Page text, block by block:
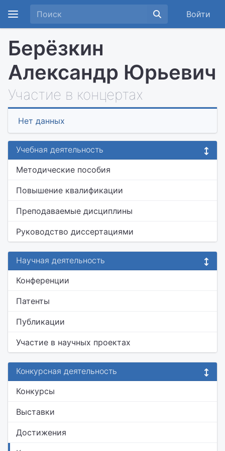
Войти
Берёзкин
Александр Юрьевич
Участие в концертах
Нет данных
Учебная деятельность
Методические пособия
Повышение квалификации
Преподаваемые дисциплины
Руководство диссертациями
Научная деятельность
Конференции
Патенты
Публикации
Участие в научных проектах
Конкурсная деятельность
Конкурсы
Выставки
Достижения